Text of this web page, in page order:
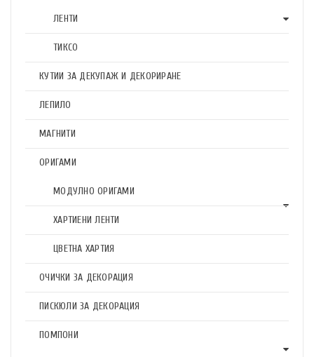
ЛЕНТИ
ТИКСО
КУТИИ ЗА ДЕКУПАЖ И ДЕКОРИРАНЕ
ЛЕПИЛО
МАГНИТИ
ОРИГАМИ
МОДУЛНО ОРИГАМИ
ХАРТИЕНИ ЛЕНТИ
ЦВЕТНА ХАРТИЯ
ОЧИЧКИ ЗА ДЕКОРАЦИЯ
ПИСКЮЛИ ЗА ДЕКОРАЦИЯ
ПОМПОНИ